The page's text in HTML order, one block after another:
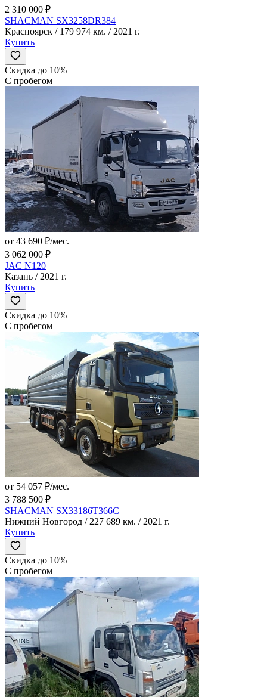
2 310 000 ₽
SHACMAN SX3258DR384
Красноярск / 179 974 км. / 2021 г.
Купить
Скидка до 10%
С пробегом
от 43 690 ₽/мес.
3 062 000 ₽
JAC N120
Казань / 2021 г.
Купить
Скидка до 10%
С пробегом
от 54 057 ₽/мес.
3 788 500 ₽
SHACMAN SX33186T366C
Нижний Новгород / 227 689 км. / 2021 г.
Купить
Скидка до 10%
С пробегом